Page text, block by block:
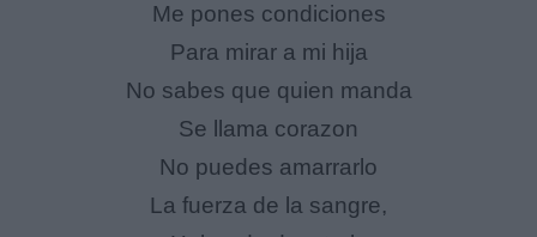
Me pones condiciones
Para mirar a mi hija
No sabes que quien manda
Se llama corazon
No puedes amarrarlo
La fuerza de la sangre,